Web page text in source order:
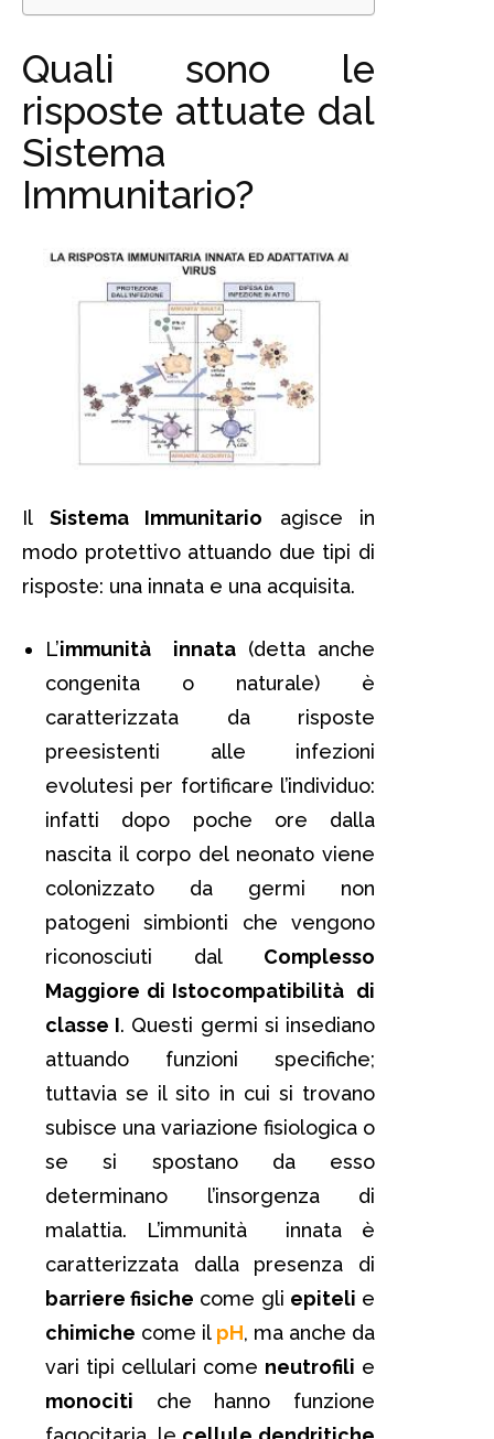
Quali sono le
risposte attuate dal
Sistema
Immunitario?
Il Sistema Immunitario agisce in
modo protettivo attuando due tipi di
risposte: una innata e una acquisita.
L’immunità innata (detta anche
congenita o naturale) è
caratterizzata da risposte
preesistenti alle infezioni
evolutesi per fortificare l’individuo:
infatti dopo poche ore dalla
nascita il corpo del neonato viene
colonizzato da germi non
patogeni simbionti che vengono
riconosciuti dal Complesso
Maggiore di Istocompatibilità di
classe I. Questi germi si insediano
attuando funzioni specifiche;
tuttavia se il sito in cui si trovano
subisce una variazione fisiologica o
se si spostano da esso
determinano l’insorgenza di
malattia. L’immunità innata è
caratterizzata dalla presenza di
barriere fisiche come gli epiteli e
chimiche come il pH, ma anche da
vari tipi cellulari come neutrofili e
monociti che hanno funzione